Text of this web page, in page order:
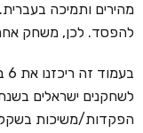
מהירים ותמיכה
להפסד. לכן, משחק
הפקדות/משיכות